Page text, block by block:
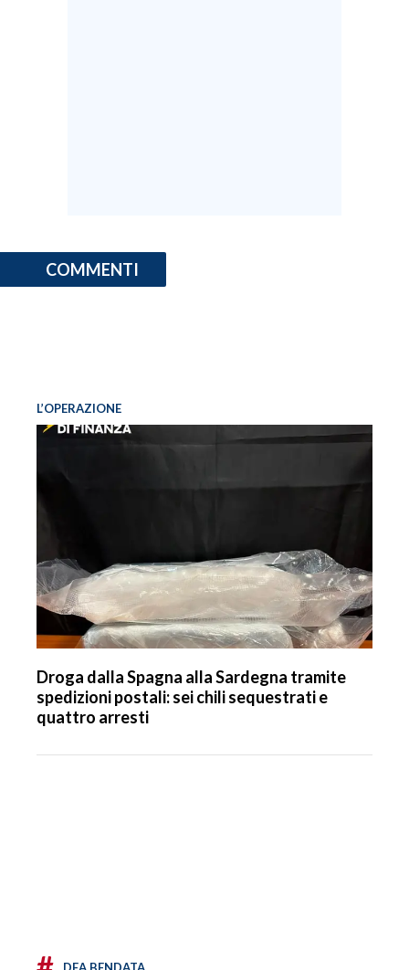
COMMENTI
L’OPERAZIONE
Droga dalla Spagna alla Sardegna tramite
spedizioni postali: sei chili sequestrati e
quattro arresti
DEA BENDATA